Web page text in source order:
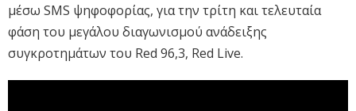
μέσω SMS ψηφοφορίας, για την τρίτη και τελευταία
φάση του μεγάλου διαγωνισμού ανάδειξης
συγκροτημάτων του Red 96,3, Red Live.